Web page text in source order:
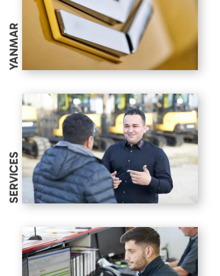
YANMAR
SERVICES